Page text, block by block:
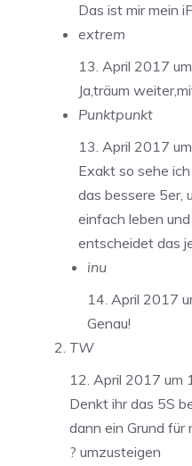
Das ist mir mein
extrem
13. April 2017
Ja,träum
Punktpunkt
13. April 2017
Exakt so sehe
das bessere 5er,
einfach leben
entscheidet das
inu
14. April 2017
Genau!
TW
12. April 2017 um
Denkt ihr das 5S
dann ein Grund für
? umzusteigen